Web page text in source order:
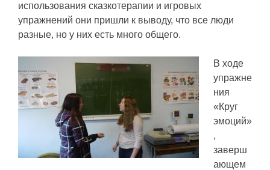
использования сказкотерапии и игровых
упражнений они пришли к выводу, что все люди
разные, но у них есть много общего.
В ходе
упражне
ния
«Круг
эмоций»
,
заверш
ающем